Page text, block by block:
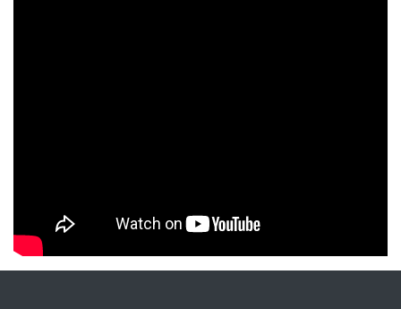
NYXmag 2. Yaş Kutlama Etkinliği